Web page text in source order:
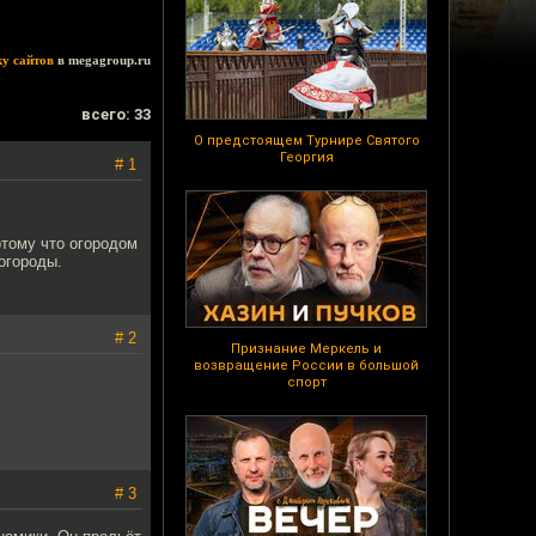
О предстоящем Турнире Святого
Георгия
Признание Меркель и
возвращение России в большой
спорт
сайтов в megagroup.ru
всего: 33
# 1
что огородом
# 2
# 3